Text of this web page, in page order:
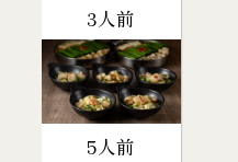
3人前
5人前